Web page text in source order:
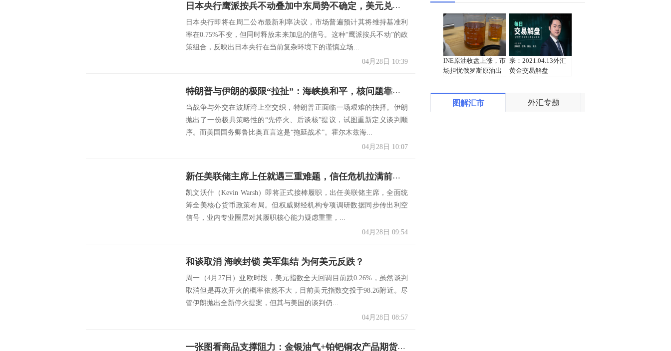
日本央行鹰派按兵不动叠加中东局势不确定，美元兑日元高位震荡逼近160关口
日本央行即将在周二公布最新利率决议，市场普遍预计其将维持基准利
率在0.75%不变，但同时释放未来加息的信号。这种“鹰派按兵不动”的政
策组合，反映出日本央行在当前复杂环境下的谨慎立场...
04月28日 10:39
特朗普与伊朗的极限“拉扯”：海峡换和平，核问题靠边站？
当战争与外交在波斯湾上空交织，特朗普正面临一场艰难的抉择。伊朗
抛出了一份极具策略性的“先停火、后谈核”提议，试图重新定义谈判顺
序。而美国国务卿鲁比奥直言这是“拖延战术”。霍尔木兹海...
04月28日 10:07
新任美联储主席上任就遇三重难题，信任危机拉满前路难测
凯文沃什（Kevin Warsh）即将正式接棒履职，出任美联储主席，全面统
筹全美核心货币政策布局。但权威财经机构专项调研数据同步传出利空
信号，业内专业圈层对其履职核心能力疑虑重重，...
04月28日 09:54
和谈取消 海峡封锁 美军集结 为何美元反跌？
周一（4月27日）亚欧时段，美元指数全天回调目前跌0.26%，虽然谈判
取消但是再次开火的概率依然不大，目前美元指数交投于98.26附近。尽
管伊朗抛出全新停火提案，但其与美国的谈判仍...
04月28日 08:57
一张图看商品支撑阻力：金银油气+铂钯铜农产品期货(2026年4月28日)
INE原油收盘上涨，市
场担忧俄罗斯原油出
宗：2021.04.13外汇
黄金交易解盘
图解汇市 外汇专题